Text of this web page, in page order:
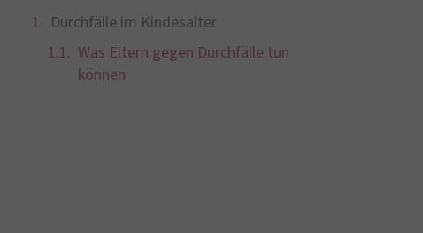
Durchfälle im Kindesalter
Was Eltern gegen Durchfälle tun
können